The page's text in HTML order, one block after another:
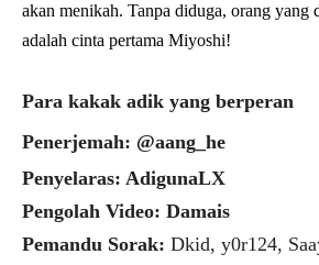
akan menikah. Tanpa diduga, orang yang
adalah cinta pertama Miyoshi!
Para kakak adik yang berperan
Penerjemah: @aang_he
Penyelaras: AdigunaLX
Pengolah Video: Damais
Pemandu Sorak: Dkid, y0r124,